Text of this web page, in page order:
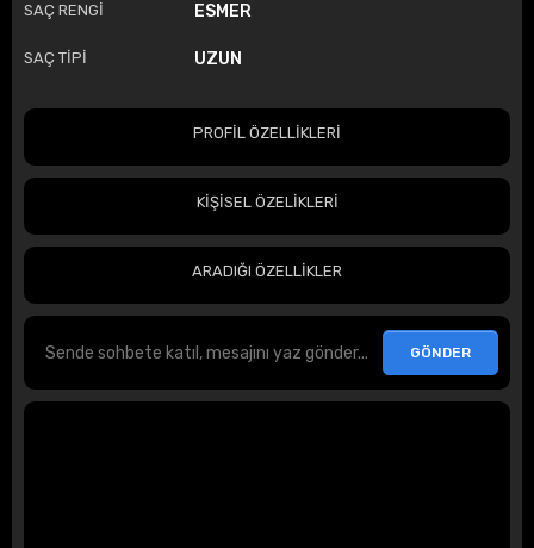
SAÇ RENGİ ESMER
SAÇ TİPİ UZUN
PROFİL ÖZELLİKLERİ
KİŞİSEL ÖZELİKLERİ
ARADIĞI ÖZELLİKLER